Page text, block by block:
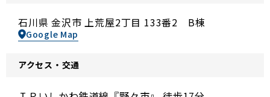
石川県 金沢市 上荒屋2丁目 133番2 B棟
Google Map
アクセス・交通